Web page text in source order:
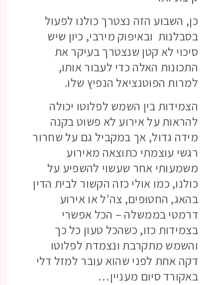
כן, השבוע הזה נצטרך כולנו לפעול
בסבלנות ובאיפוק מירבי, כיון שיש
סיכוי לא קטן שנצטרך בעיקר את
התכונות האלה כדי לעבור אותו,
למרות הפוטנציאל הנפיץ שלו.
הצמידות בין השמש לפלוטו יכולה
להראות על אירוע לא פשוט בקנה
מידה גדול, אך במקביל גם על שחרור
רגשי עוצמתי כתוצאה מאירוע
משמעותי אחר שעשוי להשפיע על
כולנו, כמו אולי כזה הקשור לבית הדין
בהאג, החטופים, צה'ל או אירוע
דרמטי בממשלה – הכל אפשרי
בצמידות כזו, כשהכל טעון כל כך
והשמש מתקרבת ונצמדת לפלוטו
דקה אחת לפני שהוא עובר למזל דלי
באקורד סיום מעניין…